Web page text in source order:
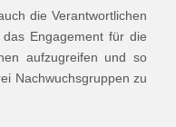
die Verantwortlichen
Engagement für die
aufzugreifen und so
Nachwuchsgruppen zu